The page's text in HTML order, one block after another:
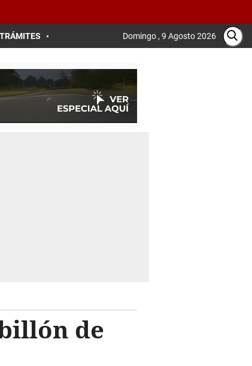
Domingo , 9 Agosto 2026
de